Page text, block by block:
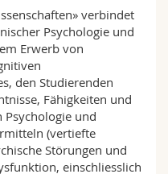
verbindet
Psychologie und
Erwerb von
den Studierenden
Fähigkeiten und
Psychologie und
(vertiefte
Störungen und
einschliesslich